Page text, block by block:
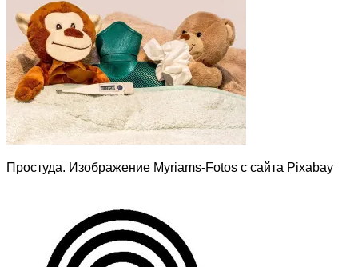
Простуда. Изображение Myriams-Fotos с сайта Pixabay